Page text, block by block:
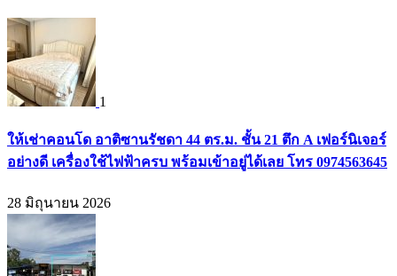
1
ให้เช่าคอนโด อาติซานรัชดา 44 ตร.ม. ชั้น 21 ตึก A เฟอร์นิเจอร์
อย่างดี เครื่องใช้ไฟฟ้าครบ พร้อมเข้าอยู่ได้เลย โทร 0974563645
28 มิถุนายน 2026